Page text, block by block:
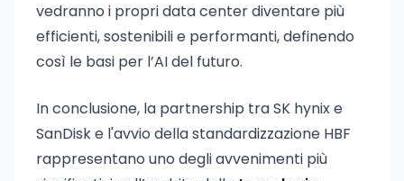
vedranno i propri data center diventare più
efficienti, sostenibili e performanti, definendo
così le basi per l’AI del futuro.
In conclusione, la partnership tra SK hynix e
SanDisk e l'avvio della standardizzazione HBF
rappresentano uno degli avvenimenti più